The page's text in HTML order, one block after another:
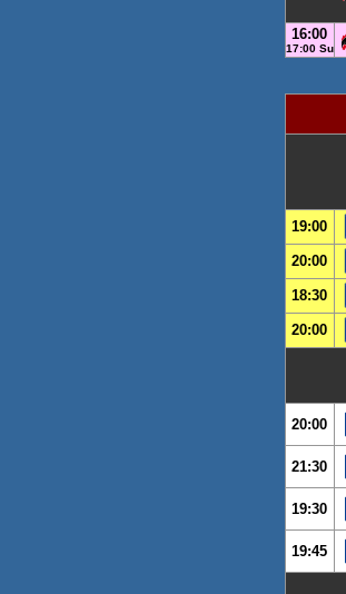
16:00
17:00 Su
19:00
20:00
18:30
20:00
20:00
21:30
19:30
19:45